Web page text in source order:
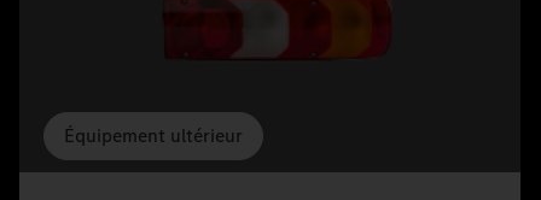
Équipement ultérieur